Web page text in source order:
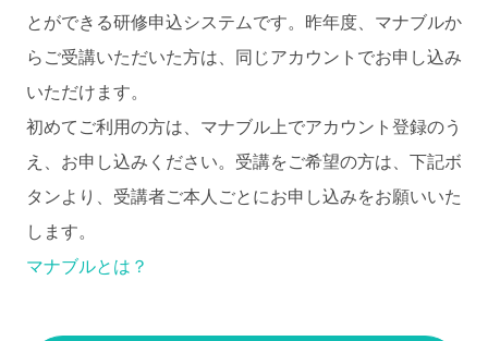
とができる研修申込システムです。昨年度、マナブルか
らご受講いただいた方は、同じアカウントでお申し込み
いただけます。
初めてご利用の方は、マナブル上でアカウント登録のう
え、お申し込みください。受講をご希望の方は、下記ボ
タンより、受講者ご本人ごとにお申し込みをお願いいた
します。
マナブルとは？